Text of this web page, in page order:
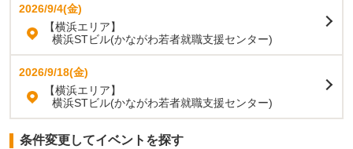
2026/9/4(金)
【横浜エリア】
横浜STビル(かながわ若者就職支援センター)
2026/9/18(金)
【横浜エリア】
横浜STビル(かながわ若者就職支援センター)
条件変更してイベントを探す